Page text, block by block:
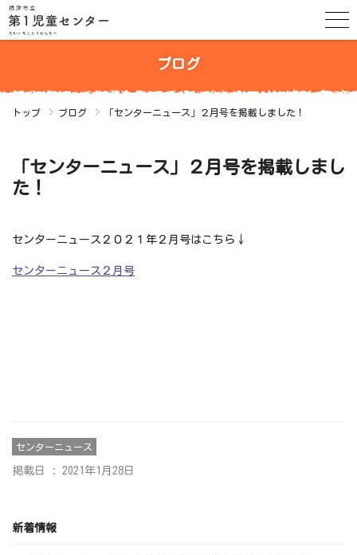
ブログ
トップ ブログ 「センターニュース」２月号を掲載しました！
「センターニュース」２月号を掲載しまし
た！
センターニュース２０２１年２月号はこちら↓
センターニュース２月号
センターニュース
掲載日 : 2021年1月28日
新着情報